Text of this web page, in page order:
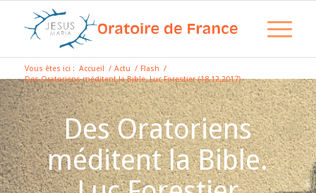
Vous êtes ici : Accueil / Actu / Flash /
Des Oratoriens méditent la Bible. Luc Forestier (18.12.2017)
Des Oratoriens
méditent la Bible.